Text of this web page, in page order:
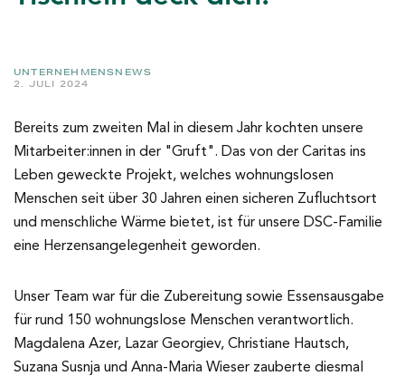
UNTERNEHMENSNEWS
2. JULI 2024
Bereits zum zweiten Mal in diesem Jahr kochten unsere
Mitarbeiter:innen in der "Gruft". Das von der Caritas ins
Leben geweckte Projekt, welches wohnungslosen
Menschen seit über 30 Jahren einen sicheren Zufluchtsort
und menschliche Wärme bietet, ist für unsere DSC-Familie
eine Herzensangelegenheit geworden.
Unser Team war für die Zubereitung sowie Essensausgabe
für rund 150 wohnungslose Menschen verantwortlich.
Magdalena Azer, Lazar Georgiev, Christiane Hautsch,
Suzana Susnja und Anna-Maria Wieser zauberte diesmal